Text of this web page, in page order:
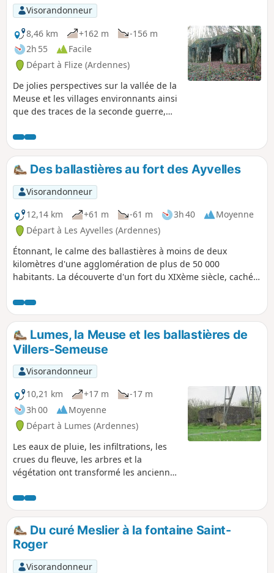
Visorandonneur
8,46 km
+162 m
-156 m
2h 55
Facile
Départ à Flize (Ardennes)
De jolies perspectives sur la vallée de la
Meuse et les villages environnants ainsi
que des traces de la seconde guerre,
a marqué l'histoire économique.
Des ballastières au fort des Ayvelles
Visorandonneur
12,14 km
+61 m -61 m 3h 40
Moyenne
Départ à Les Ayvelles (Ardennes)
Étonnant, le calme des ballastières à moins de deux
kilomètres d'une agglomération de plus de 50 000
habitants. La découverte d'un fort du XIXème siècle, caché
Lumes, la Meuse et les ballastières de
Villers-Semeuse
Visorandonneur
10,21 km
+17 m
-17 m
3h 00
Moyenne
Départ à Lumes (Ardennes)
Les eaux de pluie, les infiltrations, les
crues du fleuve, les arbres et la
végétation ont transformé les anciennes
agréable, dans un dédale de sentiers
longeant des étangs plus beaux les uns
que les autres, côtoyant la Meuse avec
de très jolis paysages en toile de fond et
la rumeur paisible des activités
humaines alentour.
Du curé Meslier à la fontaine Saint-
Roger
Visorandonneur